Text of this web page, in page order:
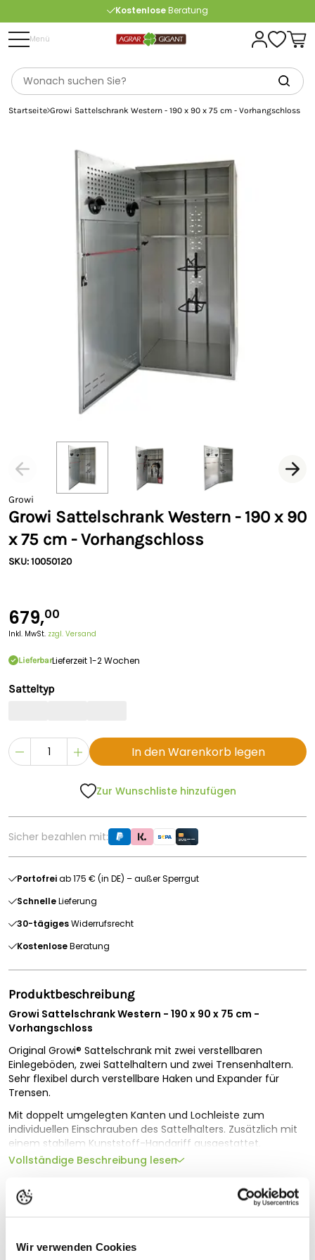
Wir verwenden Cookies
KostenloseBeratung
ab 175 € (in DE) – außer Sperrgut
Menü
Startseite Growi Sattelschrank Western - 190 x 90 x 75 cm - Vorhangschloss
Growi
Growi Sattelschrank Western - 190 x 90
x 75 cm - Vorhangschloss
SKU: 10050120
679,00
Inkl. MwSt. zzgl. Versand
LieferbarLieferzeit 1-2 Wochen
Satteltyp
In den Warenkorb legen
Zur Wunschliste hinzufügen
Sicher bezahlen mit:
Portofreiab 175 € (in DE) – außer Sperrgut
SchnelleLieferung
30-tägigesWiderrufsrecht
KostenloseBeratung
Produktbeschreibung
Growi Sattelschrank Western - 190 x 90 x 75 cm -
Vorhangschloss
Original Growi® Sattelschrank mit zwei verstellbaren
Einlegeböden, zwei Sattelhaltern und zwei Trensenhaltern.
Sehr flexibel durch verstellbare Haken und Expander für
Trensen.
Mit doppelt umgelegten Kanten und Lochleiste zum
individuellen Einschrauben des Sattelhalters. Zusätzlich mit
einem stabilem Kunststoff-Handgriff ausgestattet.
Hinweis:Einige Abbildungen zeigen die Version mit
Der Original Growi® Sattelschrank bieten nicht nur Platz,
Vollständige Beschreibung lesen
Technische Spezifikationen